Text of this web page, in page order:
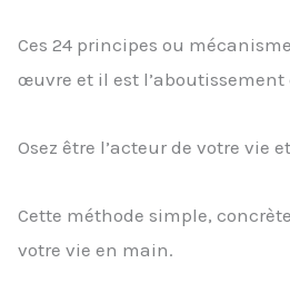
Ces 24 principes ou
œuvre et il est
Osez être l’acteur de votre vie
Cette méthode simple,
votre vie en main.